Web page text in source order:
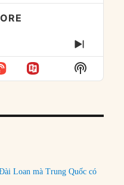
NEXT
Show
Podcast
Loan mà Trung Quốc có